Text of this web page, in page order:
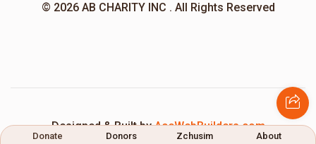
© 2026 AB CHARITY INC . All Rights Reserved
Designed & Built byAceWebBuilders.com
Donate Donors Zchusim About